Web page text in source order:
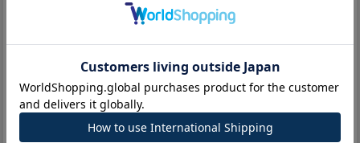
型押し革
生産国 日本